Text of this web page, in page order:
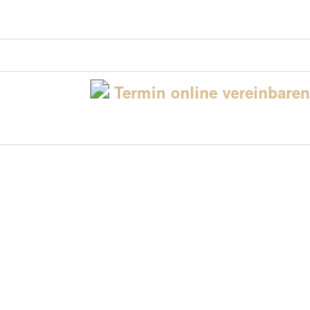
Termin online vereinbaren